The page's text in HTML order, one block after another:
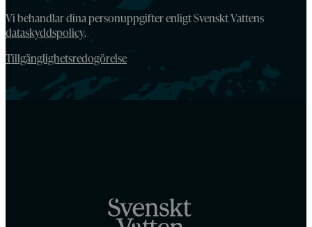
Vi behandlar dina personuppgifter enligt Svenskt Vattens
dataskyddspolicy.
Tillgänglighetsredogörelse